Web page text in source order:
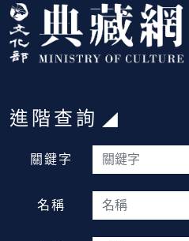
跳到主要內容
:::
:::
進階查詢
關鍵字
名稱